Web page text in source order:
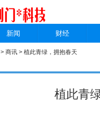
新闻 财经
> 商讯 > 植此青绿，拥抱春天
植此青